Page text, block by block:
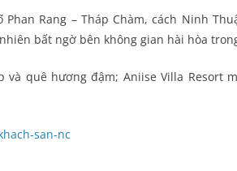
Rang – Tháp Chàm, cách Ninh
bất ngờ bên không gian hài hòa
quê hương đậm; Aniise Villa Resort